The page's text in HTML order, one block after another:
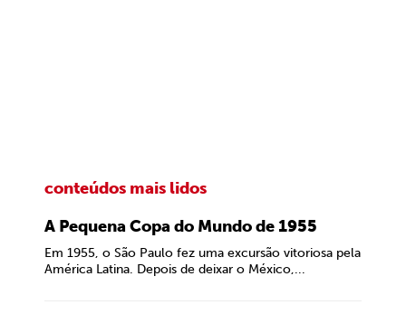
conteúdos mais lidos
A Pequena Copa do Mundo de 1955
Em 1955, o São Paulo fez uma excursão vitoriosa pela
América Latina. Depois de deixar o México,...